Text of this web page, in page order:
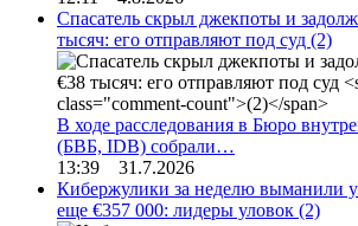
Спасатель скрыл джекпоты и
тысяч: его отправляют под суд (2)
В ходе расследования в Бюро
(БВБ, IDB) собрали…
13:39 31.7.2026
Кибержулики за неделю выманили
еще €357 000: лидеры уловок (2)